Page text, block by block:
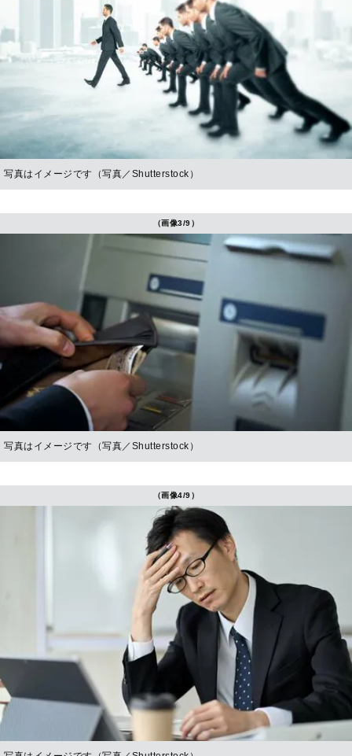
写真はイメージです（写真／Shutterstock）
（画像3/9）
写真はイメージです（写真／Shutterstock）
（画像4/9）